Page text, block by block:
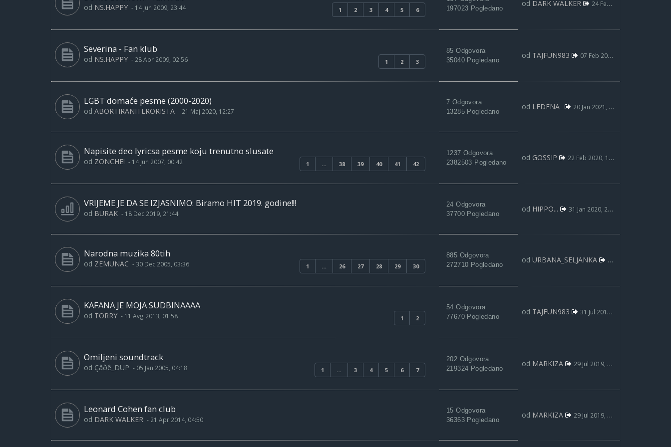
1 2 3 4 5 6
od NS.HAPPY - 14 Jun 2009, 23:44
197023 Pogledano
od DARK WALKER 24 Feb 2021, 21:40
Severina - Fan klub
1 2 3
od NS.HAPPY - 28 Apr 2009, 02:56
85 Odgovora
35040 Pogledano
od TAJFUN983 07 Feb 2021, 22:42
LGBT domaće pesme (2000-2020)
od ABORTIRANITERORISTA - 21 Maj 2020, 12:27
7 Odgovora
13285 Pogledano
od LEDENA_ 20 Jan 2021, 05:07
Napisite deo lyricsa pesme koju trenutno slusate
1 … 38 39 40 41 42
od ZONCHE! - 14 Jun 2007, 00:42
1237 Odgovora
2382503 Pogledano
od GOSSIP 22 Feb 2020, 12:15
VRIJEME JE DA SE IZJASNIMO: Biramo HIT 2019. godine!!!
od BURAK - 18 Dec 2019, 21:44
24 Odgovora
37700 Pogledano
od HIPPO... 31 Jan 2020, 20:26
Narodna muzika 80tih
1 … 26 27 28 29 30
od ZEMUNAC - 30 Dec 2005, 03:36
885 Odgovora
272710 Pogledano
od URBANA_SELJANKA 02 Avg 2019, 01:25
KAFANA JE MOJA SUDBINAAAA
1 2
od TORRY - 11 Avg 2013, 01:58
54 Odgovora
77670 Pogledano
od TAJFUN983 31 Jul 2019, 19:49
Omiljeni soundtrack
1 … 3 4 5 6 7
od Çâðê_DUP - 05 Jan 2005, 04:18
202 Odgovora
219324 Pogledano
od MARKIZA 29 Jul 2019, 19:26
Leonard Cohen fan club
od DARK WALKER - 21 Apr 2014, 04:50
15 Odgovora
36363 Pogledano
od MARKIZA 29 Jul 2019, 19:25